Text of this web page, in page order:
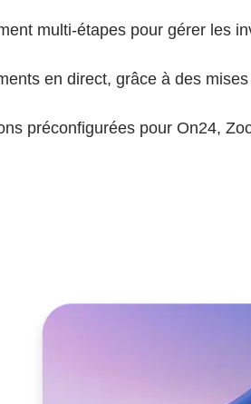
multi-étapes pour gérer les
en direct, grâce à des
préconfigurées pour On24,